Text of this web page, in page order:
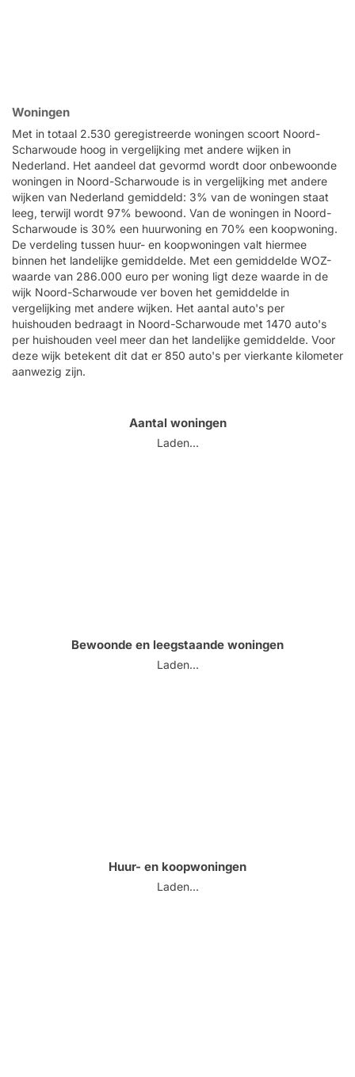
Woningen
Met in totaal 2.530 geregistreerde woningen scoort Noord-
Scharwoude hoog in vergelijking met andere wijken in
Nederland. Het aandeel dat gevormd wordt door onbewoonde
woningen in Noord-Scharwoude is in vergelijking met andere
wijken van Nederland gemiddeld: 3% van de woningen staat
leeg, terwijl wordt 97% bewoond. Van de woningen in Noord-
Scharwoude is 30% een huurwoning en 70% een koopwoning.
De verdeling tussen huur- en koopwoningen valt hiermee
binnen het landelijke gemiddelde. Met een gemiddelde WOZ-
waarde van 286.000 euro per woning ligt deze waarde in de
wijk Noord-Scharwoude ver boven het gemiddelde in
vergelijking met andere wijken. Het aantal auto's per
huishouden bedraagt in Noord-Scharwoude met 1470 auto's
per huishouden veel meer dan het landelijke gemiddelde. Voor
deze wijk betekent dit dat er 850 auto's per vierkante kilometer
aanwezig zijn.
Aantal woningen
Laden...
Bewoonde en leegstaande woningen
Laden...
Huur- en koopwoningen
Laden...